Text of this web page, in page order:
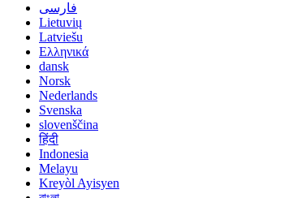
فارسی
Lietuvių
Latviešu
Ελληνικά
dansk
Norsk
Nederlands
Svenska
slovenščina
हिंदी
Indonesia
Melayu
Kreyòl Ayisyen